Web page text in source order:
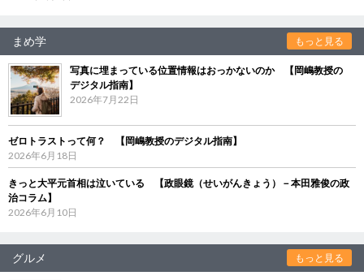
まめ学 もっと見る
写真に埋まっている位置情報はおっかないのか 【岡嶋教授の
デジタル指南】
2026年7月22日
ゼロトラストって何？ 【岡嶋教授のデジタル指南】
2026年6月18日
きっと大平元首相は泣いている 【政眼鏡（せいがんきょう）－本田雅俊の政
治コラム】
2026年6月10日
グルメ もっと見る